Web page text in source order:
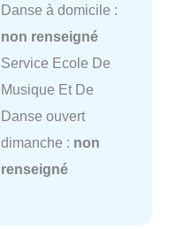
Danse à domicile :
non renseigné
Service Ecole De
Musique Et De
Danse ouvert
dimanche : non
renseigné